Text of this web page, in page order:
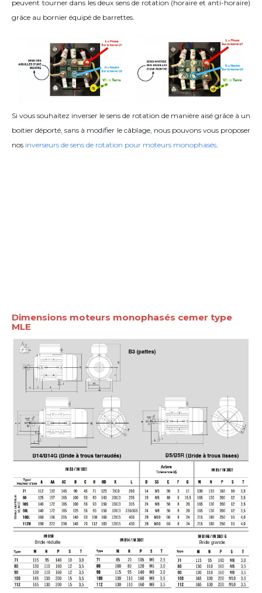
peuvent tourner dans les deux sens de rotation (horaire et anti-horaire)
grâce au bornier équipé de barrettes.
Si vous souhaitez inverser le sens de rotation de manière aisé grâce à un
boitier déporté, sans à modifier le câblage, nous pouvons vous proposer
nos inverseurs de sens de rotation pour moteurs monophasés.
Dimensions moteurs monophasés cemer type
MLE